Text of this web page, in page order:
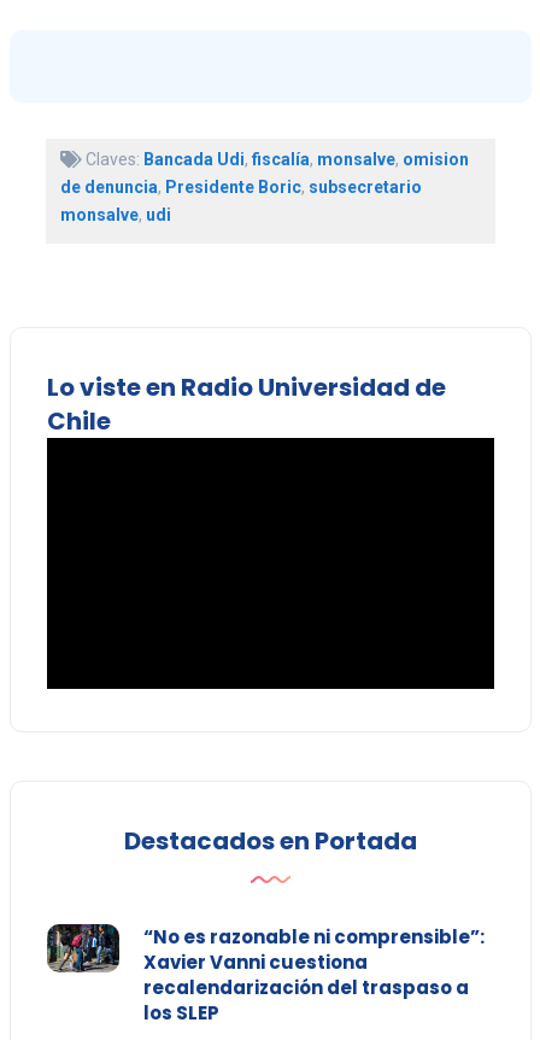
Claves: Bancada Udi, fiscalía, monsalve, omision
de denuncia, Presidente Boric, subsecretario
monsalve, udi
Lo viste en Radio Universidad de
Chile
Destacados en Portada
“No es razonable ni comprensible”:
Xavier Vanni cuestiona
recalendarización del traspaso a
los SLEP